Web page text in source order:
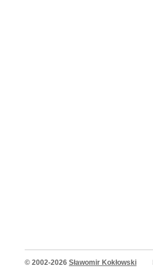
© 2002-2026 Sławomir Kokłowski